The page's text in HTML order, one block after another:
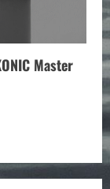
Master